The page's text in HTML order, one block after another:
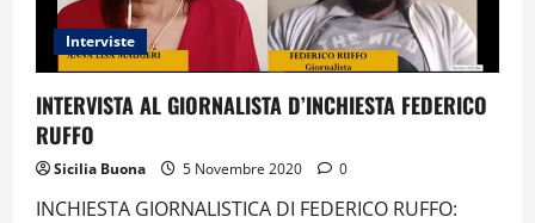
Interviste
INTERVISTA AL GIORNALISTA D’INCHIESTA FEDERICO
RUFFO
Sicilia Buona 5 Novembre 2020 0
INCHIESTA GIORNALISTICA DI FEDERICO RUFFO: